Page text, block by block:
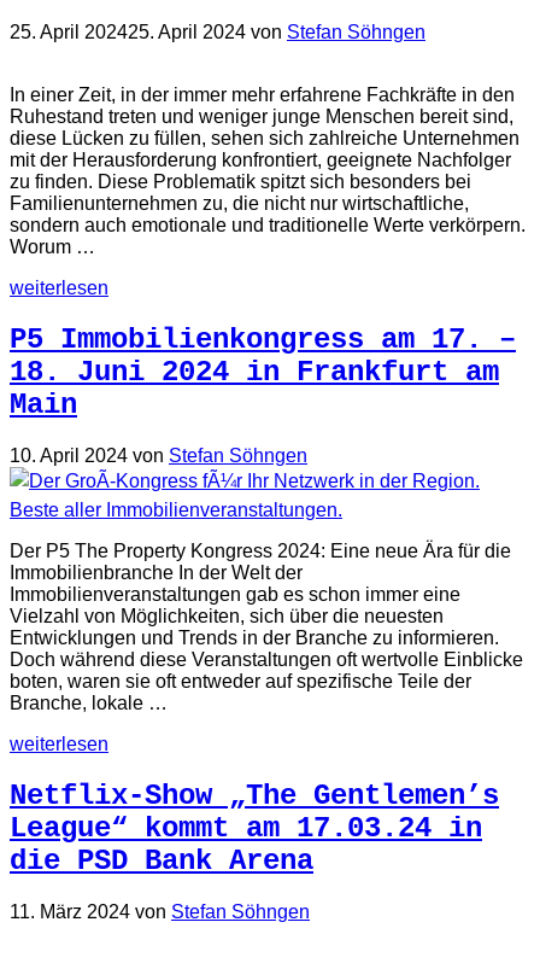
25. April 202425. April 2024 von Stefan Söhngen
In einer Zeit, in der immer mehr erfahrene Fachkräfte in den
Ruhestand treten und weniger junge Menschen bereit sind,
diese Lücken zu füllen, sehen sich zahlreiche Unternehmen
mit der Herausforderung konfrontiert, geeignete Nachfolger
zu finden. Diese Problematik spitzt sich besonders bei
Familienunternehmen zu, die nicht nur wirtschaftliche,
sondern auch emotionale und traditionelle Werte verkörpern.
Worum …
weiterlesen
P5 Immobilienkongress am 17. –
18. Juni 2024 in Frankfurt am
Main
10. April 2024 von Stefan Söhngen
Der P5 The Property Kongress 2024: Eine neue Ära für die
Immobilienbranche In der Welt der
Immobilienveranstaltungen gab es schon immer eine
Vielzahl von Möglichkeiten, sich über die neuesten
Entwicklungen und Trends in der Branche zu informieren.
Doch während diese Veranstaltungen oft wertvolle Einblicke
boten, waren sie oft entweder auf spezifische Teile der
Branche, lokale …
weiterlesen
Netflix-Show „The Gentlemen’s
League“ kommt am 17.03.24 in
die PSD Bank Arena
11. März 2024 von Stefan Söhngen